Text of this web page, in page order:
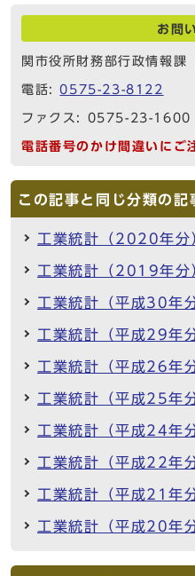
お問
関市役所財務部行政情報課
電話:0575-23-8122
ファクス: 0575-23-1600
電話番号のかけ間違いにご
この記事と同じ分類の記
工業統計（2020年分
工業統計（2019年分
工業統計（平成30年
工業統計（平成29年
工業統計（平成26年
工業統計（平成25年
工業統計（平成24年
工業統計（平成22年
工業統計（平成21年
工業統計（平成20年